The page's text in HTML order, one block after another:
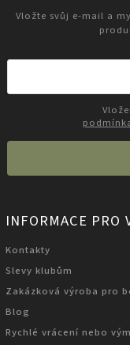
Vložte svůj e-mail a
INFORMACE PRO
Kontakty
Slevy klubům
Zakázková výroba pro
Blog
Rychlé vrácení nebo